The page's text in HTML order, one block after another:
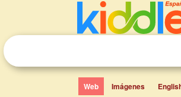
Web Imágenes